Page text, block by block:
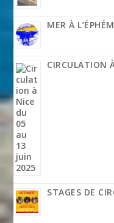
MER À
CIRCULATION
STAGES DE